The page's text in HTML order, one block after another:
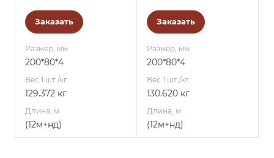
Заказать
Размер, мм
200*80*4
Вес 1 шт./кг.
129.372 кг
Длина, м
(12м+нд)
Заказать
Размер, мм
200*80*4
Вес 1 шт./кг.
130.620 кг
Длина, м
(12м+нд)